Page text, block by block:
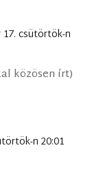
csütörtök-n
közösen írt)
n 20:01